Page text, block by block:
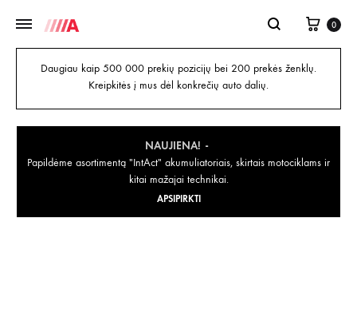
0
Daugiau kaip 500 000 prekių pozicijų bei 200 prekės ženklų.
Kreipkitės į mus dėl konkrečių auto dalių.
NAUJIENA!
Papildėme asortimentą "IntAct" akumuliatoriais, skirtais motociklams ir
kitai mažajai technikai.
APSIPIRKTI